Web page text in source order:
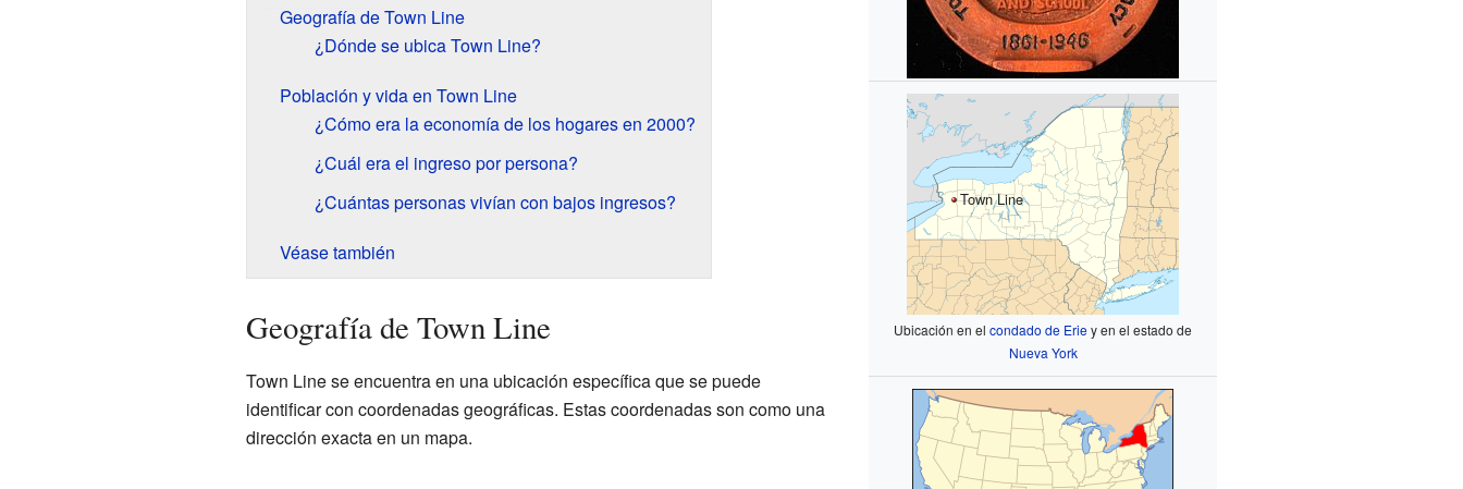
Town Line
Ubicación en elcondado de Eriey en el estado de
Nueva York
Geografía de Town Line
¿Dónde se ubica Town Line?
Población y vida en Town Line
¿Cómo era la economía de los hogares en 2000?
¿Cuál era el ingreso por persona?
¿Cuántas personas vivían con bajos ingresos?
Véase también
Geografía de Town Line
Town Line se encuentra en una ubicación específica que se puede
identificar con coordenadas geográficas. Estas coordenadas son como una
dirección exacta en un mapa.